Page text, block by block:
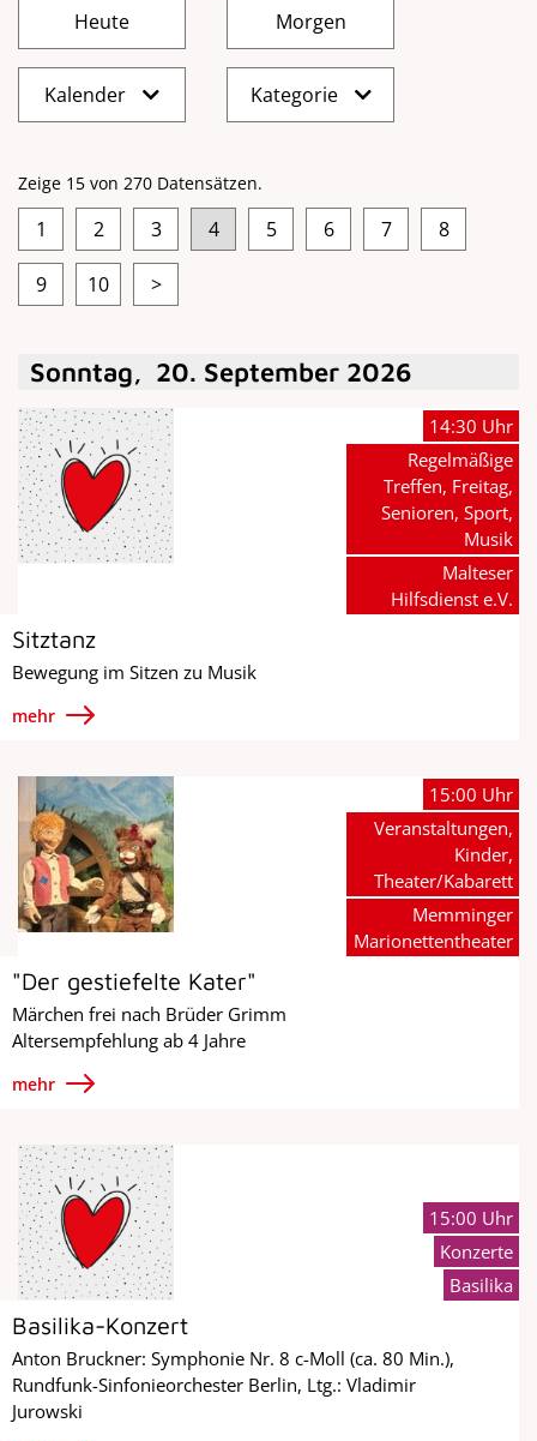
Kalender Kategorie
Zeige 15 von 270 Datensätzen.
1 2 3 4 5 6 7 8
9 10 >
Sonntag, 20. September 2026
Sitztanz
Bewegung im Sitzen zu Musik
mehr
14:30 Uhr
Regelmäßige
Treffen, Freitag,
Senioren, Sport,
Musik
Malteser
Hilfsdienst e.V.
"Der gestiefelte Kater"
Märchen frei nach Brüder Grimm
Altersempfehlung ab 4 Jahre
mehr
15:00 Uhr
Veranstaltungen,
Kinder,
Theater/Kabarett
Memminger
Marionettentheater
Basilika-Konzert
Anton Bruckner: Symphonie Nr. 8 c-Moll (ca. 80 Min.),
Rundfunk-Sinfonieorchester Berlin, Ltg.: Vladimir
Jurowski
15:00 Uhr
Konzerte
Basilika